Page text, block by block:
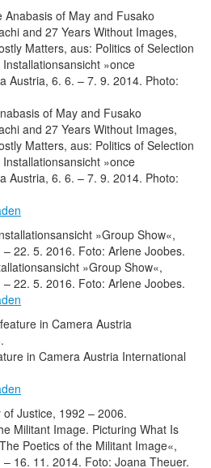
of May and Fusako
and 27 Years Without Images,
Matters, aus: Politics of Selection
»once
Austria, 6. 6. – 7. 9. 2014. Photo:
»Group Show«,
22. 5. 2016. Foto: Arlene Joobes.
in Camera Austria International